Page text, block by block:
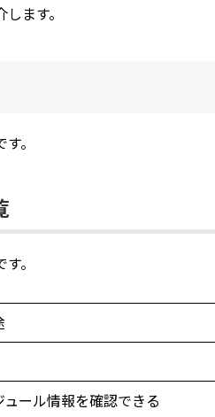
ます。
。
。
ュール情報を確認できる